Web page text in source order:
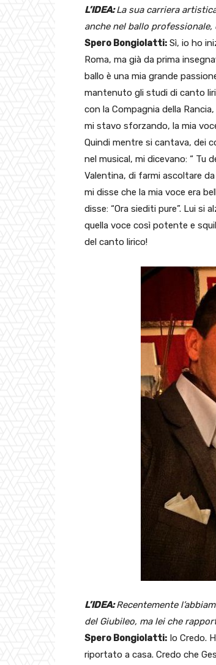
L’IDEA:La sua carriera
anche nel ballo
Spero Bongiolatti: Sì, io ho
Roma, ma già da prima
ballo è una mia grande
mantenuto gli studi di canto
con la Compagnia della
mi stavo sforzando, la mia
Quindi mentre si cantava, dei
nel musical, mi dicevano: “ Tu
Valentina, di farmi ascoltare
mi disse che la mia voce era
disse: “Ora siediti pure”. Lui
quella voce così potente e
del canto lirico!
L’IDEA:Recentemente
del Giubileo, ma lei che
Spero Bongiolatti: Io Credo.
riportato a casa. Credo che